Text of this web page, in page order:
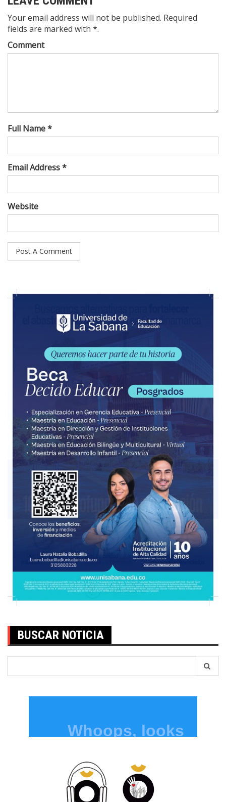
Your email address will not be published. Required
fields are marked with *.
Comment
Full Name *
Email Address *
Website
BUSCAR NOTICIA